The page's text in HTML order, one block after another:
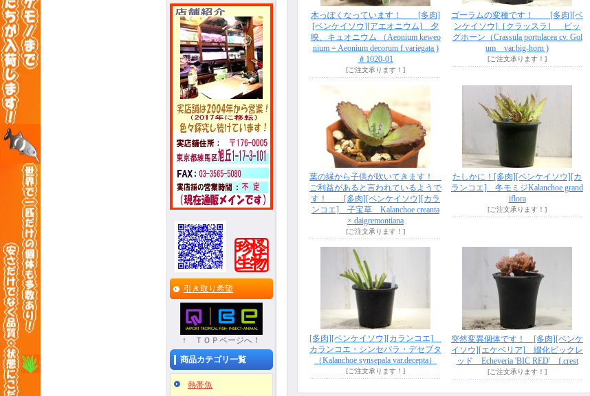
引き取り希望
↑ ＴＯＰページへ！
商品カテゴリ一覧
熱帯魚
木っぽくなっています！ [多肉]
[ベンケイソウ][アエオニウム] 夕
映、キュオニウム （Aeonium keweo
nium = Aeonium decorum f.variegata )
＃1020-01
[ご注文承ります！]
ゴーラムの変種です！ [多肉][ベ
ンケイソウ]［クラッスラ］ ビッ
グホーン（Crassula portulacea cv. Gol
um var.big-horn )
[ご注文承ります！]
葉の縁から子供が吹いてきます！
ご利益があると言われているようで
す！ [多肉][ベンケイソウ][カラ
ンコエ] 子宝草 Kalanchoe creanta
× daigremontiana
[ご注文承ります！]
たしかに！[多肉][ベンケイソウ][カ
ランコエ] 冬モミジKalanchoe grand
iflora
[ご注文承ります！]
[多肉][ベンケイソウ][カランコエ]
カランコエ・シンセパラ・デセプタ
（Kalanchoe synsepala var.decepta）
[ご注文承ります！]
突然変異個体です！ [多肉][ベンケ
イソウ][エケベリア] 綴化ビックレ
ッド Echeveria 'BIC RED' f.crest
[ご注文承ります！]